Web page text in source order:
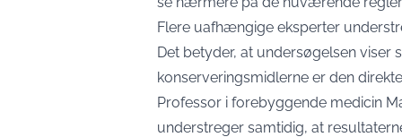
Flere uafhængige eksperter
Det betyder, at undersøgelsen viser
konserveringsmidlerne er den
Professor i forebyggende medicin
understreger samtidig, at